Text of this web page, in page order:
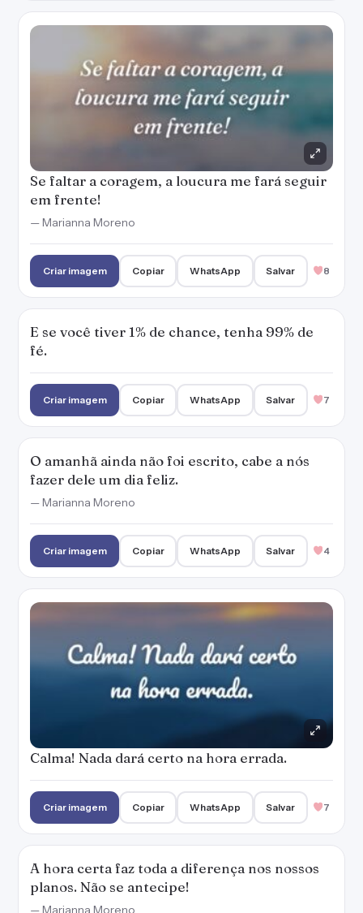
Se faltar a coragem, a loucura me fará seguir
em frente!
— Marianna Moreno
Criar imagem Copiar WhatsApp Salvar 8
E se você tiver 1% de chance, tenha 99% de
fé.
Criar imagem Copiar WhatsApp Salvar 7
O amanhã ainda não foi escrito, cabe a nós
fazer dele um dia feliz.
— Marianna Moreno
Criar imagem Copiar WhatsApp Salvar 4
Calma! Nada dará certo na hora errada.
Criar imagem Copiar WhatsApp Salvar 7
A hora certa faz toda a diferença nos nossos
planos. Não se antecipe!
— Marianna Moreno